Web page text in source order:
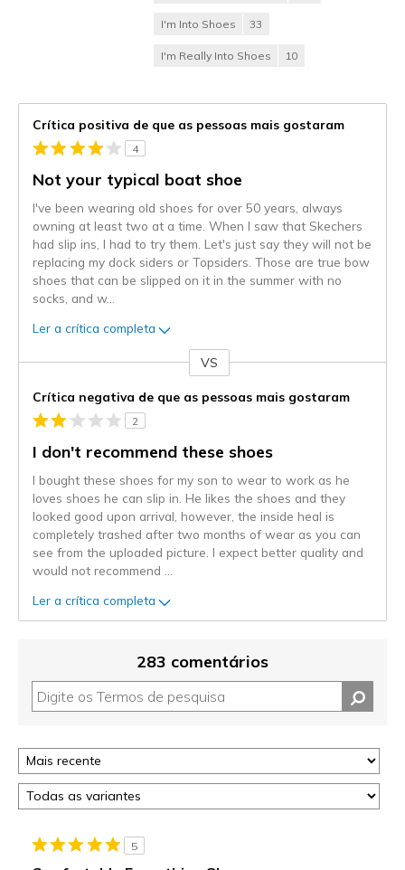
I'm Into Shoes 33
I'm Really Into Shoes 10
Crítica positiva de que as pessoas mais gostaram
4
Not your typical boat shoe
I've been wearing old shoes for over 50 years, always
owning at least two at a time. When I saw that Skechers
had slip ins, I had to try them. Let's just say they will not be
replacing my dock siders or Topsiders. Those are true bow
shoes that can be slipped on it in the summer with no
socks, and w...
Ler a crítica completa
VS
Crítica negativa de que as pessoas mais gostaram
2
I don't recommend these shoes
I bought these shoes for my son to wear to work as he
loves shoes he can slip in. He likes the shoes and they
looked good upon arrival, however, the inside heal is
completely trashed after two months of wear as you can
see from the uploaded picture. I expect better quality and
would not recommend
Ler a crítica completa
283 comentários
5